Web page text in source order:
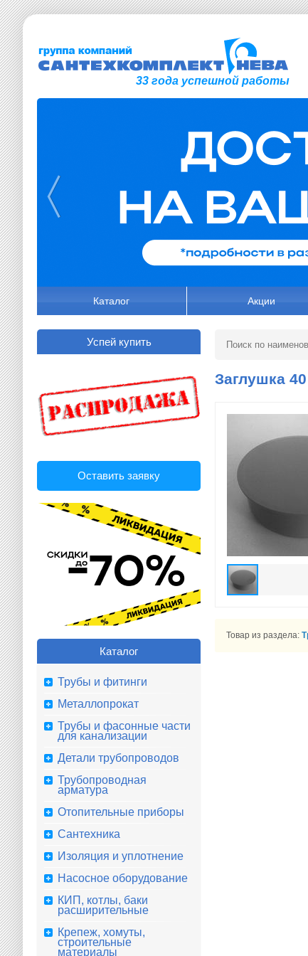
33 года успешной работы
Каталог Акции
Успей купить
Оставить заявку
Каталог
Трубы и фитинги
Металлопрокат
Трубы и фасонные части
для канализации
Детали трубопроводов
Трубопроводная
арматура
Отопительные приборы
Сантехника
Изоляция и уплотнение
Насосное оборудование
КИП, котлы, баки
расширительные
Крепеж, хомуты,
строительные
материалы
Заглушка
Товар из раздела: